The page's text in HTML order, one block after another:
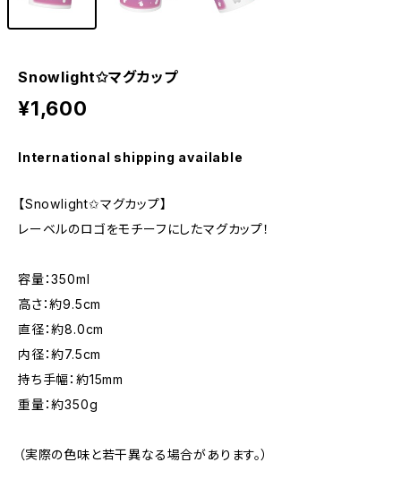
Snowlight✩マグカップ
¥1,600
International shipping available
【Snowlight✩マグカップ】
レーベルのロゴをモチーフにしたマグカップ！
容量：350ml
高さ：約9.5cm
直径：約8.0cm
内径：約7.5cm
持ち手幅：約15mm
重量：約350g
（実際の色味と若干異なる場合があります。）